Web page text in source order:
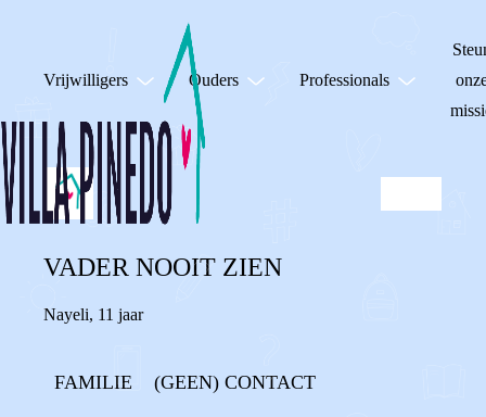
Vrijwilligers Ouders Professionals
VADER NOOIT ZIEN
Nayeli, 11 jaar
FAMILIE (GEEN) CONTACT